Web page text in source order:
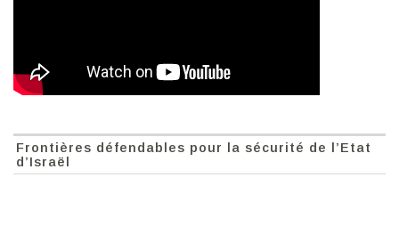
Frontières défendables pour la sécurité de l’Etat
d’Israël